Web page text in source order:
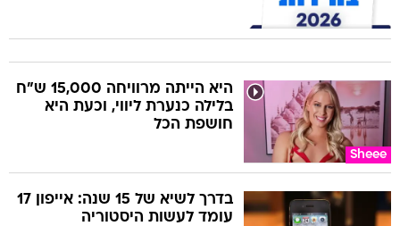
Sheee
היא הייתה מרוויחה 15,000 ש"ח
בלילה כנערת ליווי, וכעת היא
חושפת הכל
בדרך לשיא של 15 שנה: אייפון 17
עומד לעשות היסטוריה